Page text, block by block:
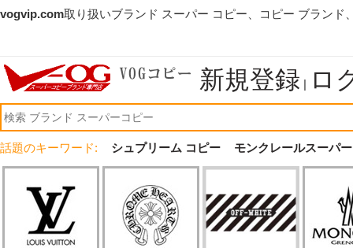
vogvip.com取り扱いブランド スーパー コピー、コピー ブランド
新規登録 | ロ
話題のキーワード: シュプリーム コピー モンクレールスーパ